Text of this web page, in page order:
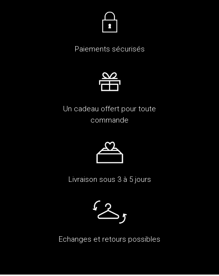
Paiements sécurisés
Un cadeau offert pour toute
commande
Livraison sous 3 à 5 jours
Echanges et retours possibles